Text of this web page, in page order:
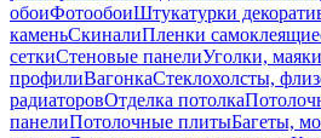
обоиФотообоиШтукатурки
каменьСкиналиПленки
сеткиСтеновые панелиУголки,
профилиВагонкаСтеклохолсты,
радиаторовОтделка потолка
панелиПотолочные плитыБагеты,